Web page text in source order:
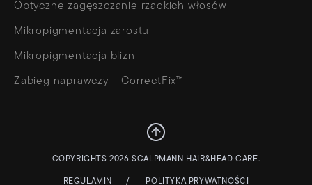
Optyczne zagęszczanie rzadkich włosów
Mikropigmentacja zarostu
Mikropigmentacja blizn
Zabieg naprawczy – CorrectFix™
COPYRIGHTS 2026 SCALPMANN HAIR&HEAD CARE.
REGULAMIN POLITYKA PRYWATNOŚCI